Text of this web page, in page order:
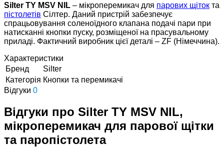
Silter TY MSV NIL – мікроперемикач для парових щіток та
пістолетів Сілтер. Даний пристрій забезпечує
спрацьовування соленоїдного клапана подачі пари при
натисканні кнопки пуску, розміщеної на прасувальному
приладі. Фактичний виробник цієї деталі – ZF (Німеччина).
Характеристики
Бренд
Silter
Категорія Кнопки та перемикачі
Відгуки 0
Відгуки про Silter TY MSV NIL,
мікроперемикач для парової щітки
та паропістолета